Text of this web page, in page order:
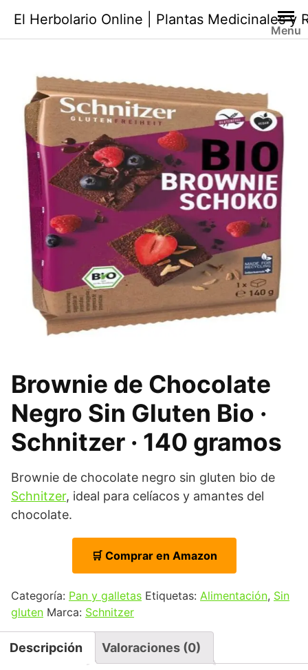
contenido
El Herbolario Online | Plantas Medicinales y
Menu
Brownie de Chocolate
Negro Sin Gluten Bio ·
Schnitzer · 140 gramos
Brownie de chocolate negro sin gluten bio de
Schnitzer, ideal para celíacos y amantes del
chocolate.
🛒 Comprar en Amazon
Categoría: Pan y galletas Etiquetas: Alimentación, Sin
gluten Marca: Schnitzer
Descripción Valoraciones (0)